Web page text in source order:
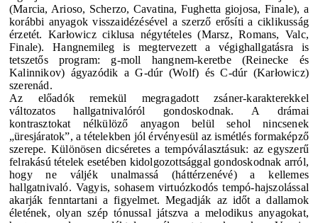
(Marcia, Arioso, Scherzo, Cavatina, Fughetta giojosa, Finale), a
korábbi anyagok visszaidézésével a szerző erősíti a ciklikusság
érzetét. Karłowicz ciklusa négytételes (Marsz, Romans, Valc,
Finale). Hangnemileg is megtervezett a végighallgatásra is
tetszetős program: g-moll hangnem-keretbe (Reinecke és
Kalinnikov) ágyazódik a G-dúr (Wolf) és C-dúr (Karłowicz)
szerenád.
Az előadók remekül megragadott zsáner-karakterekkel
változatos hallgatnivalóról gondoskodnak. A drámai
kontrasztokat nélkülöző anyagon belül sehol nincsenek
„üresjáratok”, a tételekben jól érvényesül az ismétlés formaképző
szerepe. Különösen dicséretes a tempóválasztásuk: az egyszerű
felrakású tételek esetében kidolgozottsággal gondoskodnak arról,
hogy ne váljék unalmassá (háttérzenévé) a kellemes
hallgatnivaló. Vagyis, sohasem virtuózkodós tempó-hajszolással
akarják fenntartani a figyelmet. Megadják az időt a dallamok
életének, olyan szép tónussal játszva a melodikus anyagokat,